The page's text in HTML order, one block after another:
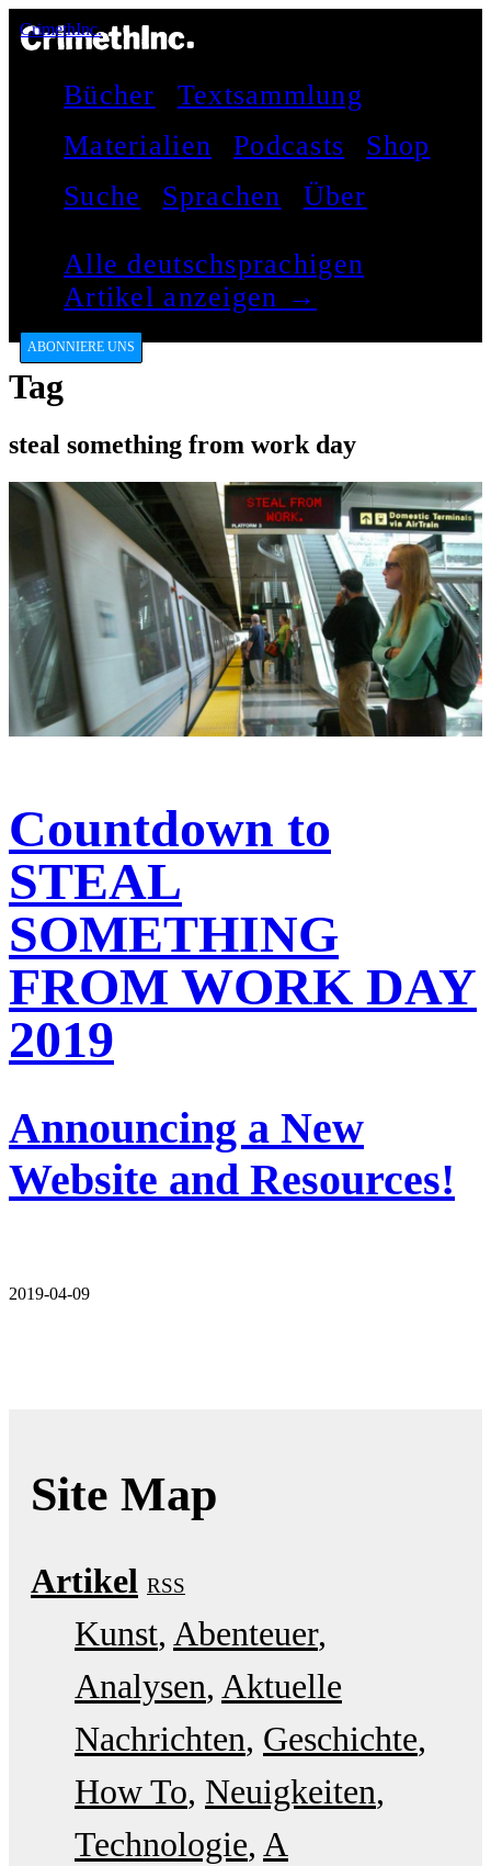
CrimethInc.
Bücher
Textsammlung
Materialien
Podcasts
Shop
Suche
Sprachen Über
Alle deutschsprachigen
Artikel anzeigen →
ABONNIERE UNS
Tag
steal something from work day
Countdown to
STEAL
SOMETHING
FROM WORK DAY
2019
Announcing a New
Website and Resources!
2019-04-09
Site Map
Artikel RSS
Kunst Abenteuer
Analysen Aktuelle
Nachrichten Geschichte
How To Neuigkeiten
Technologie A